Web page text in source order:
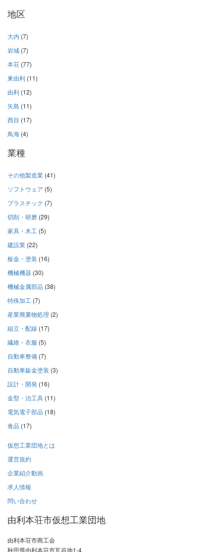
地区
大内 (7)
岩城 (7)
本荘 (77)
東由利 (11)
由利 (12)
矢島 (11)
西目 (17)
鳥海 (4)
業種
その他製造業 (41)
ソフトウェア (5)
プラスチック (7)
切削・研磨 (29)
家具・木工 (5)
建設業 (22)
板金・塗装 (16)
機械機器 (30)
機械金属部品 (38)
特殊加工 (7)
産業廃棄物処理 (2)
組立・配線 (17)
繊維・衣服 (5)
自動車整備 (7)
自動車鈑金塗装 (3)
設計・開発 (16)
金型・治工具 (11)
電気電子部品 (18)
食品 (17)
仮想工業団地とは
運営規約
企業紹介動画
求人情報
問い合わせ
由利本荘市仮想工業団地
由利本荘市商工会
秋田県由利本荘市瓦谷地1-4